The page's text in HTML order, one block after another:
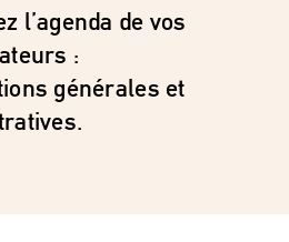
l’agenda de vos
:
générales et